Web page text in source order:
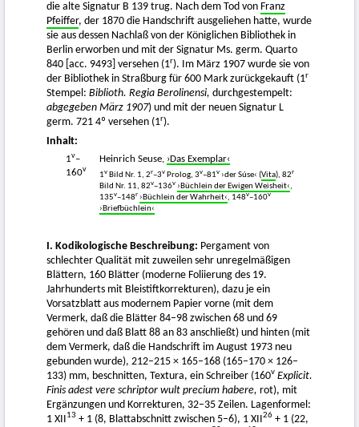
die alte Signatur B 139 trug. Nach dem Tod von Franz
Pfeiffer, der 1870 die Handschrift ausgeliehen hatte, wurde
sie aus dessen Nachlaß von der Königlichen Bibliothek in
Berlin erworben und mit der Signatur Ms. germ. Quarto
840 [acc. 9493] versehen (1r). Im März 1907 wurde sie von
der Bibliothek in Straßburg für 600 Mark zurückgekauft (1r
Stempel: Biblioth. Regia Berolinensi, durchgestempelt:
abgegeben März 1907) und mit der neuen Signatur L
germ. 721 4º versehen (1r).
Inhalt:
1v–
160v
Heinrich Seuse, ›Das Exemplar‹
1v Bild Nr. 1, 2r–3v Prolog, 3v–81v ›der Súse‹ (Vita), 82r
Bild Nr. 11, 82v–136v ›Büchlein der Ewigen Weisheit‹,
135v–148r ›Büchlein der Wahrheit‹, 148v–160v
›Briefbüchlein‹
I. Kodikologische Beschreibung: Pergament von
schlechter Qualität mit zuweilen sehr unregelmäßigen
Blättern, 160 Blätter (moderne Foliierung des 19.
Jahrhunderts mit Bleistiftkorrekturen), dazu je ein
Vorsatzblatt aus modernem Papier vorne (mit dem
Vermerk, daß die Blätter 84–98 zwischen 68 und 69
gehören und daß Blatt 88 an 83 anschließt) und hinten (mit
dem Vermerk, daß die Handschrift im August 1973 neu
gebunden wurde), 212–215 × 165–168 (165–170 × 126–
133) mm, beschnitten, Textura, ein Schreiber (160v Explicit.
Finis adest vere schriptor wult precium habere, rot), mit
Ergänzungen und Korrekturen, 32–35 Zeilen. Lagenformel:
1 XII13 + 1 (8, Blattabschnitt zwischen 5–6), 1 XII26 + 1 (22,